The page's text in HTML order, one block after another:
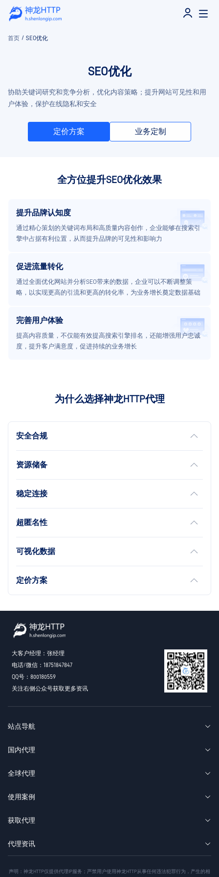
首页 / SEO优化
SEO优化
协助关键词研究和竞争分析，优化内容策略； 提升网站可见性和用
户体验，保护在线隐私和安全
定价方案 业务定制
全方位提升SEO优化效果
提升品牌认知度
通过精心策划的关键词布局和高质量内容创作，企业能够在搜索引
擎中占据有利位置，从而提升品牌的可见性和影响力
促进流量转化
通过全面优化网站并分析SEO带来的数据，企业可以不断调整策
略，以实现更高的引流和更高的转化率，为业务增长奠定数据基础
完善用户体验
提高内容质量，不仅能有效提高搜索引擎排名，还能增强用户忠诚
度，提升客户满意度，促进持续的业务增长
为什么选择神龙HTTP代理
安全合规
资源储备
稳定连接
超匿名性
可视化数据
定价方案
大客户经理：张经理
电话/微信：18751847847
QQ号：800180559
关注右侧公众号获取更多资讯
站点导航
国内代理
全球代理
使用案例
获取代理
代理资讯
声明：神龙HTTP仅提供代理IP服务；严禁用户使用神龙HTTP从事任何违法犯罪行为，产生的相